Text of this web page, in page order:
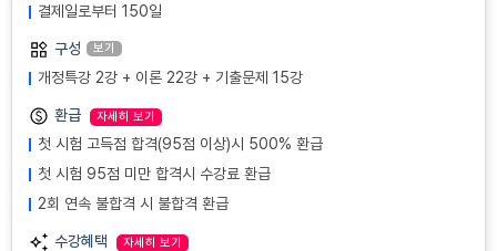
결제일로부터 150일
구성 보기
개정특강 2강 + 이론 22강 + 기출문제 15강
환급 자세히 보기
첫 시험 고득점 합격(95점 이상)시 500% 환급
첫 시험 95점 미만 합격시 수강료 환급
2회 연속 불합격 시 불합격 환급
수강혜택 자세히 보기